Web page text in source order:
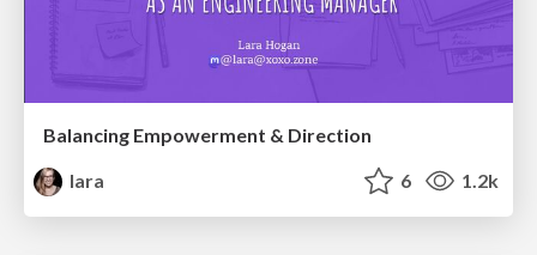
Balancing Empowerment & Direction
lara
6 1.2k